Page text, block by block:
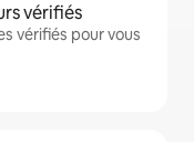
vérifiés
vérifiés pour vous